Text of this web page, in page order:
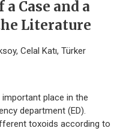
Case and a
Literature
Celal Katı, Türker
place in the
department (ED).
toxoids according to